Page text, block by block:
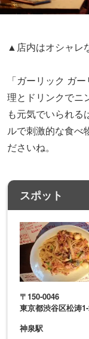
▲店内はオシャレ
「ガーリック ガ
理とドリンクでニ
も元気でいられる
ルで刺激的な食べ
ださいね。
スポット
〒150-0046
東京都渋谷区松涛
神泉駅